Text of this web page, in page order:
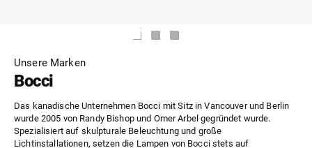
Unsere Marken
Bocci
Das kanadische Unternehmen Bocci mit Sitz in Vancouver und Berlin
wurde 2005 von Randy Bishop und Omer Arbel gegründet wurde.
Spezialisiert auf skulpturale Beleuchtung und große
Lichtinstallationen, setzen die Lampen von Bocci stets auf